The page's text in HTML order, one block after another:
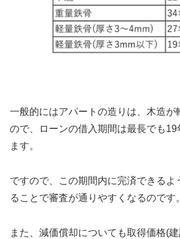
一般的にはアパートの造りは、木造が
ので、ローンの借入期間は最長でも19
ます。
ですので、この期間内に完済できるよ
ることで審査が通りやすくなるのです。
また、減価償却についても取得価格(